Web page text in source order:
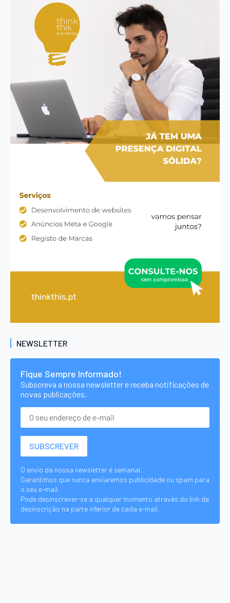
NEWSLETTER
Fique Sempre Informado!
Subscreva a nossa newsletter e receba notificações de
novas publicações.
O envio da nossa newsletter é semanal.
Garantimos que nunca enviaremos publicidade ou spam para
o seu e-mail.
Pode desinscrever-se a qualquer momento através do link de
desinscrição na parte inferior de cada e-mail.